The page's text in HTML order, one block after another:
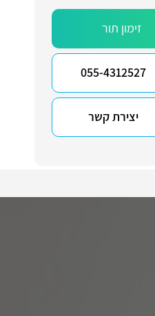
זימון תור
055-4312527
יצירת קשר